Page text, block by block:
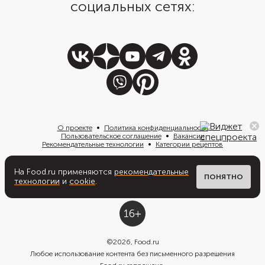
социальных сетях:
О проекте
Политика конфиденциальности
Пользовательское соглашение
Вакансии
Рекомендательные технологии
Категории рецептов
Написать нам
©2026, Food.ru
Любое использование контента без письменного разрешения
На Food.ru применяются рекомендательные
технологии и cookie. ПОНЯТНО